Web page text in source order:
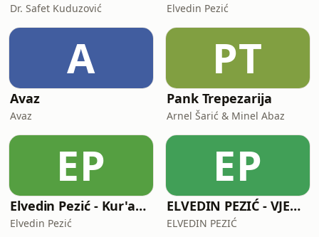
Dr. Safet Kuduzović Elvedin Pezić
A
Avaz
Avaz
PT
Pank Trepezarija
Arnel Šarić & Minel Abaz
EP
Elvedin Pezić - Kur'anske staze sreće
Elvedin Pezić
EP
ELVEDIN PEZIĆ - VJEROVANJE U ALLAHA
ELVEDIN PEZIĆ